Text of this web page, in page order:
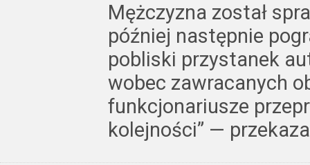
Mężczyzna został
później następnie
pobliski przystanek
wobec zawracanych
funkcjonariusze
kolejności” —